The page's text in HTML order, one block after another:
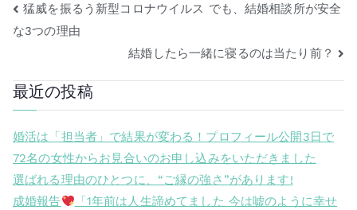
猛威を振るう新型コロナウイルス でも、結婚相談所が安全
な3つの理由
結婚したら一緒に寝るのは当たり前？
最近の投稿
婚活は「担当者」で結果が変わる！プロフィール公開3日で
72名の女性からお見合いのお申し込みをいただきました
選ばれる理由のひとつに、“ご縁の強さ”があります!
成婚報告
「1年前は人生諦めてました 今は嘘のように幸せ